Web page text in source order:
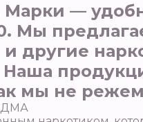
—
Мы
другие
мы не